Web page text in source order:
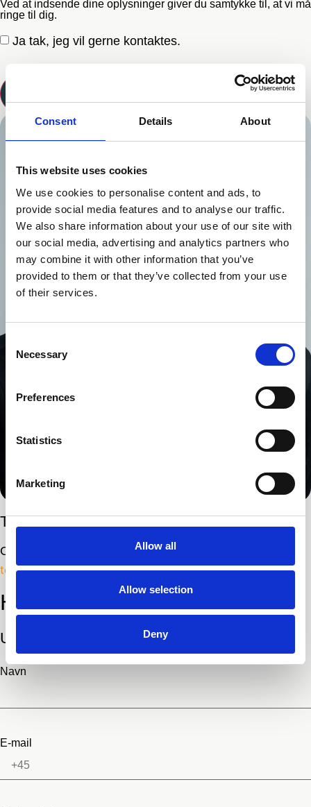
Consent Details About
This website uses cookies
We use cookies to personalise content and ads, to
provide social media features and to analyse our traffic.
We also share information about your use of our site with
our social media, advertising and analytics partners who
may combine it with other information that you’ve
provided to them or that they’ve collected from your use
of their services.
Selection
Necessary
Preferences
Statistics
Marketing
Allow all
Allow selection
Deny
Ved at indsende dine oplysninger giver du samtykke til, at vi må
ringe til dig.
Ja tak, jeg vil gerne kontaktes.
Thomas Oxbøll
Chefkonsulent & CEO
tox@ittribe.dk
Hvad kan vi hjælpe med?
Udfyld dine detaljer og send os en besked.
Navn
E-mail